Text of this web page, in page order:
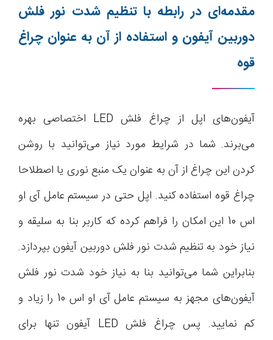
مقدمه‌ای در رابطه با تنظیم شدت نور فلش
دوربین آیفون و استفاده از آن به عنوان چراغ
قوه
آیفون‌های اپل از چراغ فلش LED اختصاصی بهره
می‌برند. شما در شرایط مورد نیاز می‌توانید با روشن
کردن این چراغ از آن به عنوان یک منبع نوری یا اصطلاحا
چراغ قوه استفاده کنید. اپل حتی در سیستم عامل آی او
اس 10 این امکان را فراهم کرده که کاربر بنا به سلیقه و
نیاز خود به تنظیم شدت نور فلش دوربین آیفون بپردازد.
بنابراین شما می‌توانید بنا به نیاز خود شدت نور فلش
آیفون‌های مجهز به سیستم عامل آی او اس 10 را زیاد و
کم نمایید. پس چراغ فلش LED آیفون تنها برای